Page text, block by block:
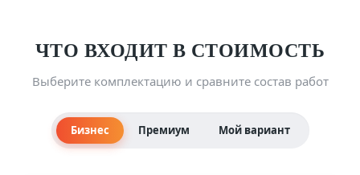
ЧТО ВХОДИТ В СТОИМОСТЬ
Выберите комплектацию и сравните состав работ
Бизнес Премиум Мой вариант